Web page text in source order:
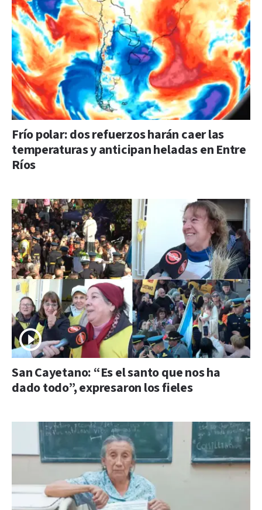
Frío polar: dos refuerzos harán caer las
temperaturas y anticipan heladas en Entre
Ríos
San Cayetano: “Es el santo que nos ha
dado todo”, expresaron los fieles